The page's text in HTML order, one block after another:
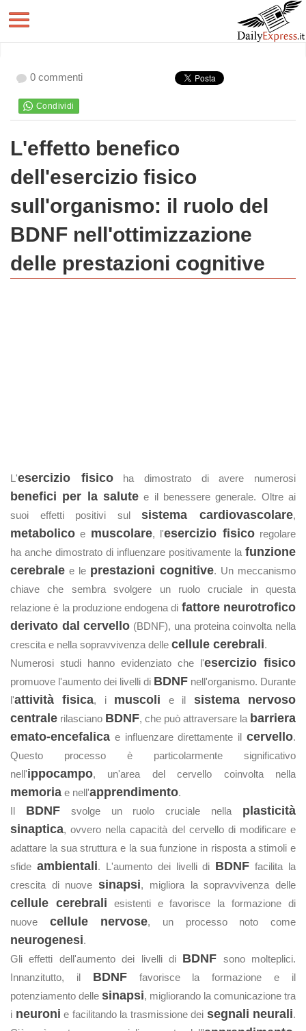
0 commenti
L'effetto benefico
dell'esercizio fisico
sull'organismo: il ruolo del
BDNF nell'ottimizzazione
delle prestazioni cognitive
L'esercizio fisicoha dimostrato di avere numerosi
benefici per la salute e il benessere generale. Oltre ai
suoi effetti positivi sulsistema cardiovascolare,
metabolico e muscolare, l'esercizio fisicoregolare
ha anche dimostrato di influenzare positivamente la funzione
cerebrale e le prestazioni cognitive. Un meccanismo
chiave che sembra svolgere un ruolo cruciale in questa
relazione è la produzione endogena di fattore neurotrofico
derivato dal cervello (BDNF), una proteina coinvolta nella
crescita e nella sopravvivenza delle cellule cerebrali.
Numerosi studi hanno evidenziato che l'esercizio fisico
promuove l'aumento dei livelli di BDNF nell'organismo. Durante
l'attività fisica, i muscoli e il sistema nervoso
centrale rilasciano BDNF, che può attraversare la barriera
emato-encefalica e influenzare direttamente il cervello.
Questo processo è particolarmente significativo
nell'ippocampo, un'area del cervello coinvolta nella
memoria e nell'apprendimento.
Il BDNFsvolge un ruolo cruciale nella plasticità
sinaptica, ovvero nella capacità del cervello di modificare e
adattare la sua struttura e la sua funzione in risposta a stimoli e
sfide ambientali. L'aumento dei livelli di BDNF facilita la
crescita di nuovesinapsi, migliora la sopravvivenza delle
cellule cerebrali esistenti e favorisce la formazione di
nuove cellule nervose, un processo noto come
neurogenesi.
Gli effetti dell'aumento dei livelli di BDNF sono molteplici.
Innanzitutto, il BDNFfavorisce la formazione e il
potenziamento delle sinapsi, migliorando la comunicazione tra
i neuroni e facilitando la trasmissione dei segnali neurali.